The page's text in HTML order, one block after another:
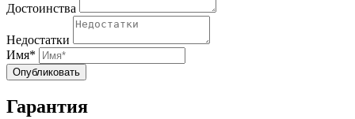
Достоинства
Недостатки
Имя*
Опубликовать
Гарантия